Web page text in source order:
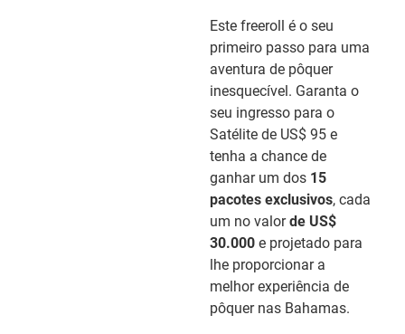
Este freeroll é o seu
primeiro passo para uma
aventura de pôquer
inesquecível. Garanta o
seu ingresso para o
Satélite de US$ 95 e
tenha a chance de
ganhar um dos 15
pacotes exclusivos, cada
um no valorde US$
30.000e projetado para
lhe proporcionar a
melhor experiência de
pôquer nas Bahamas.